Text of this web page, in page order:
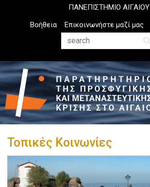
ΠΑΝΕΠΙΣΤΗΜΙΟ ΑΙΓΑΙΟΥ
Top
Header
Βοήθεια
Επικοινωνήστε μαζί μας
Αναζήτηση
Τοπικές Κοινωνίες